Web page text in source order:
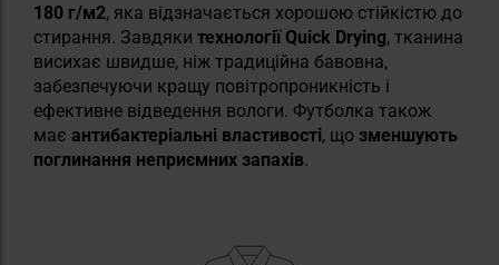
180 г/м2, яка відзначається хорошою стійкістю до
стирання. Завдяки технології Quick Drying, тканина
висихає швидше, ніж традиційна бавовна,
забезпечуючи кращу повітропроникність і
ефективне відведення вологи. Футболка також
має антибактеріальні властивості, що зменшують
поглинання неприємних запахів.